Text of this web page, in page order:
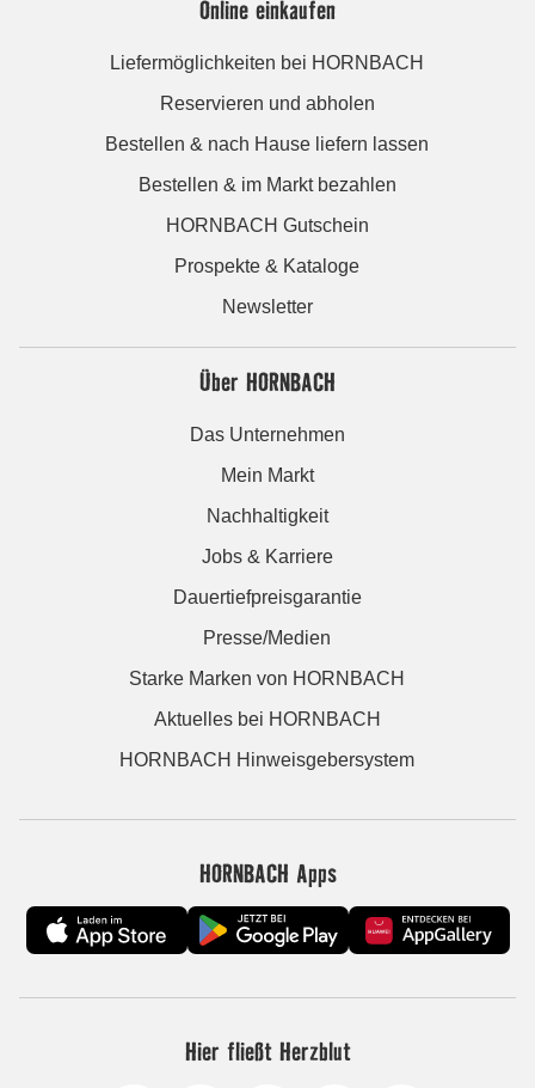
Online einkaufen
Liefermöglichkeiten bei HORNBACH
Reservieren und abholen
Bestellen & nach Hause liefern lassen
Bestellen & im Markt bezahlen
HORNBACH Gutschein
Prospekte & Kataloge
Newsletter
Über HORNBACH
Das Unternehmen
Mein Markt
Nachhaltigkeit
Jobs & Karriere
Dauertiefpreisgarantie
Presse/Medien
Starke Marken von HORNBACH
Aktuelles bei HORNBACH
HORNBACH Hinweisgebersystem
HORNBACH Apps
Hier fließt Herzblut